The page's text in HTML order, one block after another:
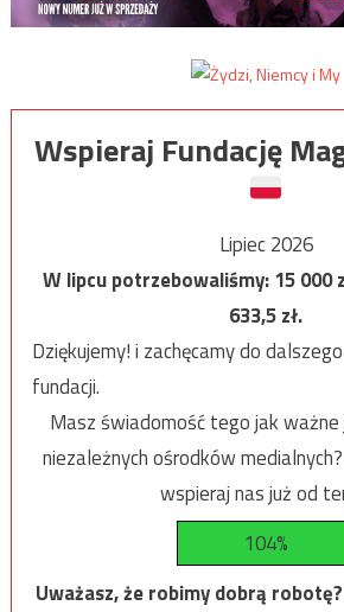
Wspieraj Fundację
Lipiec 2026
W lipcu potrzebowaliśmy:15 000
633,5zł.
Dziękujemy! i zachęcamy do
fundacji.
Masz świadomość tego jak
niezależnych ośrodków
wspieraj nas już od
104%
Uważasz, że robimy dobrą